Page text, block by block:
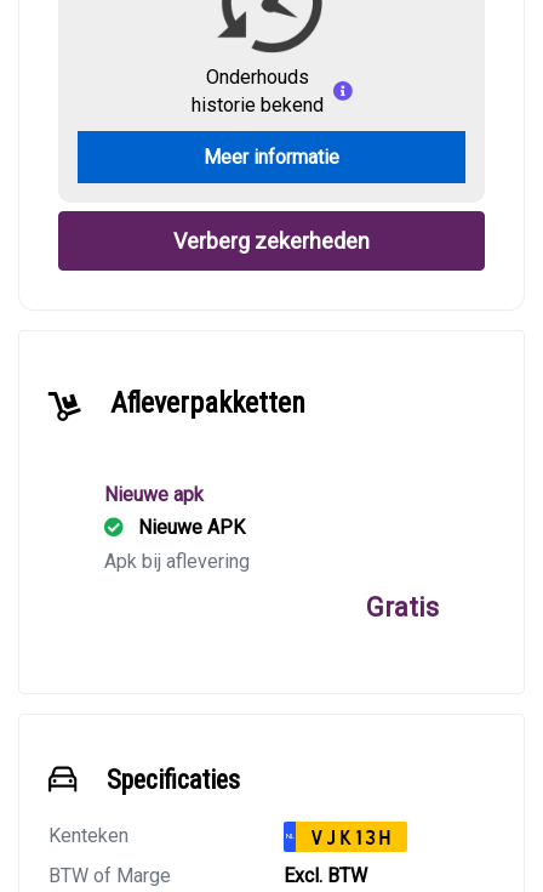
Onderhouds
historie bekend
Meer informatie
Verberg zekerheden
Afleverpakketten
Nieuwe apk
Nieuwe APK
Apk bij aflevering
Gratis
Specificaties
Kenteken NL VJK13H
BTW of Marge Excl. BTW